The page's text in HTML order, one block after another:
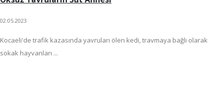
02.05.2023
Kocaeli'de trafik kazasında yavruları ölen kedi, travmaya bağlı olarak
sokak hayvanları ...